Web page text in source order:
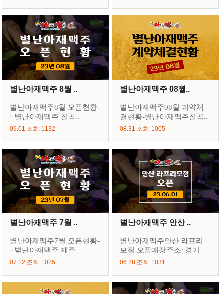
별난아재맥주 8월 ..
별난아재맥주8월 오픈현황-
· 별난아재맥주 칠곡..
09.01 조회: 1132
별난아재맥주 08월..
별난아재맥주08월 계약체
결현황-별난아재맥주칠곡..
08.31 조회: 1005
별난아재맥주 7월 ..
별난아재맥주7월 오픈현황-
· 별난아재맥주 제주..
07.12 조회: 1025
별난아재맥주 안산 ..
별난아재맥주안산 라프리
모점 오픈매장주소: 경기..
06.28 조회: 1031